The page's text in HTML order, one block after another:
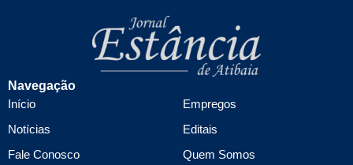
Navegação
Início
Notícias
Fale Conosco
Empregos
Editais
Quem Somos